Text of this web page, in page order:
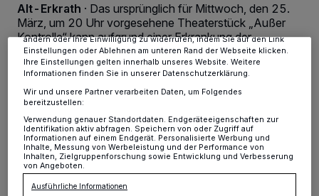
Alt-Erkrath · Das ursprünglich für Mittwoch, den 25.
März, um 20 Uhr vorgesehene Theaterstück „Außer
Kontrolle“ kann aufgrund einer Erkrankung der
Hauptdarstellerin nicht wie geplant aufgeführt werden
und wird kurzfristig ersetzt. Als Ersatztheater findet
alternativ der „Der zerbrochene Krug“ in der Erkrather
Stadthalle statt. Ort und Datum bleiben unverändert.
Bereits erworbene Tickets behalten ihre Gültigkeit.
23.03.2026 , 16:12 Uhr
Zwecke. Wenn Tracker deaktiviert sind, sind manche Inhalte und
Anzeigen möglicherweise nicht mehr so relevant für Sie. Sie können
dieses Menü jederzeit wieder aufrufen, um Ihre Einstellungen zu
ändern oder Ihre Einwilligung zu widerrufen, indem Sie auf den Link
Einstellungen oder Ablehnen am unteren Rand der Webseite klicken.
Ihre Einstellungen gelten innerhalb unseres Website. Weitere
Informationen finden Sie in unserer Datenschutzerklärung.
Wir und unsere Partner verarbeiten Daten, um Folgendes
bereitzustellen:
Verwendung genauer Standortdaten. Endgeräteeigenschaften zur
Identifikation aktiv abfragen. Speichern von oder Zugriff auf
Informationen auf einem Endgerät. Personalisierte Werbung und
Inhalte, Messung von Werbeleistung und der Performance von
Inhalten, Zielgruppenforschung sowie Entwicklung und Verbesserung
von Angeboten.
Ausführliche Informationen